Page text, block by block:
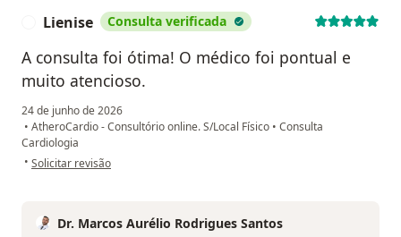
Lienise Consulta verificada
A consulta foi ótima! O médico foi pontual e
muito atencioso.
24 de junho de 2026
• AtheroCardio - Consultório online. S/Local Físico • Consulta
Cardiologia
• na opinião do utilizador Lienise
Solicitar revisão
Dr. Marcos Aurélio Rodrigues Santos